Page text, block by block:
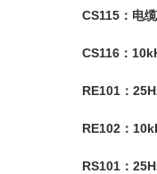
CS115：电
CS116：
RE101：
RE102：
RS101：